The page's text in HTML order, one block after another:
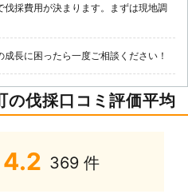
伐採費用が決まります。まずは現地調
長に困ったら一度ご相談ください！
の伐採口コミ評価平均
4.2 369 件